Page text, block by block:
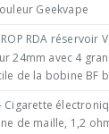
Geekvape
RDA réservoir
24mm avec 4
de la bobine BF
Cigarette
de maille, 1,2